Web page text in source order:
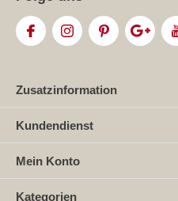
Zusatzinformation
Kundendienst
Mein Konto
Kategorien